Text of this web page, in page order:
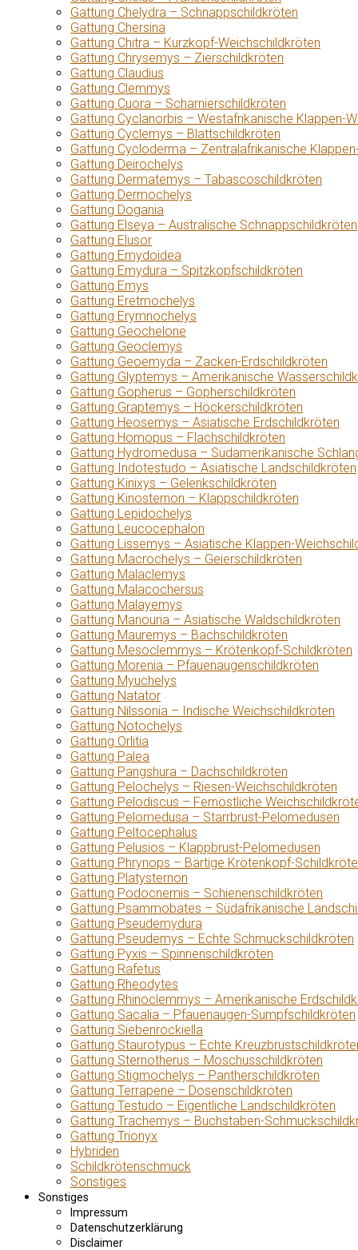
Gattung Chelydra – Schnappschildkröten
Gattung Chersina
Gattung Chitra – Kurzkopf-Weichschildkröten
Gattung Chrysemys – Zierschildkröten
Gattung Claudius
Gattung Clemmys
Gattung Cuora – Scharnierschildkröten
Gattung Cyclanorbis – Westafrikanische Klappen-
Gattung Cyclemys – Blattschildkröten
Gattung Cycloderma – Zentralafrikanische
Gattung Deirochelys
Gattung Dermatemys – Tabascoschildkröten
Gattung Dermochelys
Gattung Dogania
Gattung Elseya – Australische Schnappschildkröten
Gattung Elusor
Gattung Emydoidea
Gattung Emydura – Spitzkopfschildkröten
Gattung Emys
Gattung Eretmochelys
Gattung Erymnochelys
Gattung Geochelone
Gattung Geoclemys
Gattung Geoemyda – Zacken-Erdschildkröten
Gattung Glyptemys – Amerikanische
Gattung Gopherus – Gopherschildkröten
Gattung Graptemys – Höckerschildkröten
Gattung Heosemys – Asiatische Erdschildkröten
Gattung Homopus – Flachschildkröten
Gattung Hydromedusa – Südamerikanische
Gattung Indotestudo – Asiatische Landschildkröten
Gattung Kinixys – Gelenkschildkröten
Gattung Kinosternon – Klappschildkröten
Gattung Lepidochelys
Gattung Leucocephalon
Gattung Lissemys – Asiatische Klappen-
Gattung Macrochelys – Geierschildkröten
Gattung Malaclemys
Gattung Malacochersus
Gattung Malayemys
Gattung Manouria – Asiatische Waldschildkröten
Gattung Mauremys – Bachschildkröten
Gattung Mesoclemmys – Krötenkopf-Schildkröten
Gattung Morenia – Pfauenaugenschildkröten
Gattung Myuchelys
Gattung Natator
Gattung Nilssonia – Indische Weichschildkröten
Gattung Notochelys
Gattung Orlitia
Gattung Palea
Gattung Pangshura – Dachschildkröten
Gattung Pelochelys – Riesen-Weichschildkröten
Gattung Pelodiscus – Fernöstliche
Gattung Pelomedusa – Starrbrust-Pelomedusen
Gattung Peltocephalus
Gattung Pelusios – Klappbrust-Pelomedusen
Gattung Phrynops – Bärtige Krötenkopf-
Gattung Platysternon
Gattung Podocnemis – Schienenschildkröten
Gattung Psammobates – Südafrikanische
Gattung Pseudemydura
Gattung Pseudemys – Echte Schmuckschildkröten
Gattung Pyxis – Spinnenschildkröten
Gattung Rafetus
Gattung Rheodytes
Gattung Rhinoclemmys – Amerikanische
Gattung Sacalia – Pfauenaugen-Sumpfschildkröten
Gattung Siebenrockiella
Gattung Staurotypus – Echte
Gattung Sternotherus – Moschusschildkröten
Gattung Stigmochelys – Pantherschildkröten
Gattung Terrapene – Dosenschildkröten
Gattung Testudo – Eigentliche Landschildkröten
Gattung Trachemys – Buchstaben-
Gattung Trionyx
Hybriden
Schildkrötenschmuck
Sonstiges
Sonstiges
Impressum
Datenschutzerklärung
Disclaimer